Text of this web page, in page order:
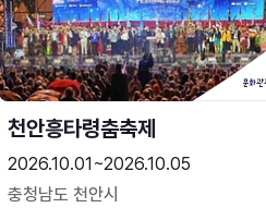
천안흥타령춤축제
2026.10.01~2026.10.05
충청남도 천안시